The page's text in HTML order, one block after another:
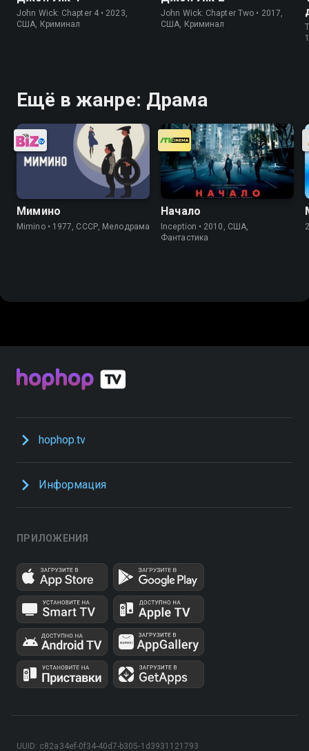
John Wick: Chapter 4 • 2023,
США, Криминал
John Wick: Chapter Two • 2017,
США, Криминал
Ещё в жанре: Драма
Мимино
Mimino • 1977, СССР, Мелодрама
Начало
Inception • 2010, США,
Фантастика
hophop.tv
Информация
ПРИЛОЖЕНИЯ
UUID: c82a34ef-0f34-40d7-b305-1d3931121793